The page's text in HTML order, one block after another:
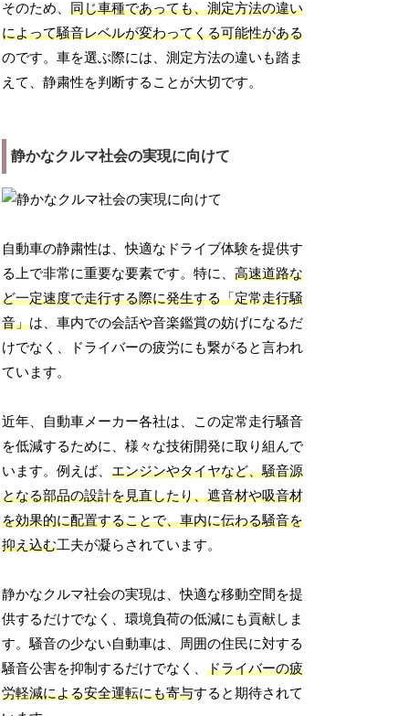
そのため、同じ車種であっても、測定方法の違い
によって騒音レベルが変わってくる可能性がある
のです。車を選ぶ際には、測定方法の違いも踏ま
えて、静粛性を判断することが大切です。
静かなクルマ社会の実現に向けて
自動車の静粛性は、快適なドライブ体験を提供す
る上で非常に重要な要素です。特に、高速道路な
ど一定速度で走行する際に発生する「定常走行騒
音」は、車内での会話や音楽鑑賞の妨げになるだ
けでなく、ドライバーの疲労にも繋がると言われ
ています。
近年、自動車メーカー各社は、この定常走行騒音
を低減するために、様々な技術開発に取り組んで
います。例えば、エンジンやタイヤなど、騒音源
となる部品の設計を見直したり、遮音材や吸音材
を効果的に配置することで、車内に伝わる騒音を
抑え込む工夫が凝らされています。
静かなクルマ社会の実現は、快適な移動空間を提
供するだけでなく、環境負荷の低減にも貢献しま
す。騒音の少ない自動車は、周囲の住民に対する
騒音公害を抑制するだけでなく、ドライバーの疲
労軽減による安全運転にも寄与すると期待されて